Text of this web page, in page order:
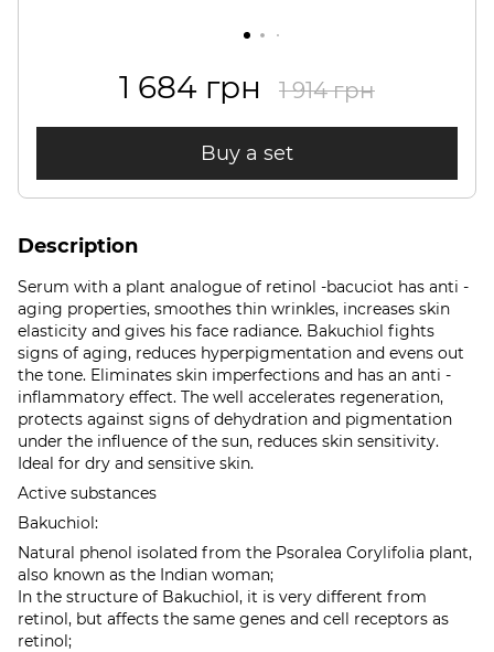
1 684 грн 1 914 грн
Buy a set
Description
Serum with a plant analogue of retinol -bacuciot has anti -
aging properties, smoothes thin wrinkles, increases skin
elasticity and gives his face radiance. Bakuchiol fights
signs of aging, reduces hyperpigmentation and evens out
the tone. Eliminates skin imperfections and has an anti -
inflammatory effect. The well accelerates regeneration,
protects against signs of dehydration and pigmentation
under the influence of the sun, reduces skin sensitivity.
Ideal for dry and sensitive skin.
Active substances
Bakuchiol:
Natural phenol isolated from the Psoralea Corylifolia plant,
also known as the Indian woman;
In the structure of Bakuchiol, it is very different from
retinol, but affects the same genes and cell receptors as
retinol;